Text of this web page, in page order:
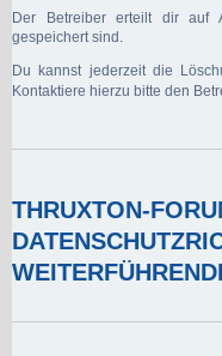
Der Betreiber erteilt dir auf
gespeichert sind.
Du kannst jederzeit die
Kontaktiere hierzu bitte den
THRUXTON-